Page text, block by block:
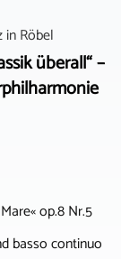
inRöbel
überall“ –
op.8 Nr.5
basso continuo